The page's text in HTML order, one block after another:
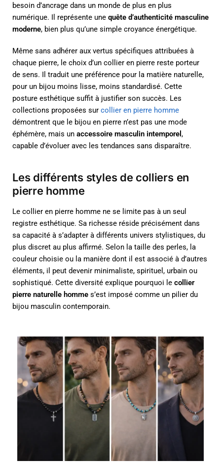
besoin d’ancrage dans un monde de plus en plus
numérique. Il représente une quête d’authenticité masculine
moderne, bien plus qu’une simple croyance énergétique.
Même sans adhérer aux vertus spécifiques attribuées à
chaque pierre, le choix d’un collier en pierre reste porteur
de sens. Il traduit une préférence pour la matière naturelle,
pour un bijou moins lisse, moins standardisé. Cette
posture esthétique suffit à justifier son succès. Les
collections proposées sur collier en pierre homme
démontrent que le bijou en pierre n’est pas une mode
éphémère, mais un accessoire masculin intemporel ,
capable d’évoluer avec les tendances sans disparaître.
Les différents styles de colliers en
pierre homme
Le collier en pierre homme ne se limite pas à un seul
registre esthétique. Sa richesse réside précisément dans
sa capacité à s’adapter à différents univers stylistiques, du
plus discret au plus affirmé. Selon la taille des perles, la
couleur choisie ou la manière dont il est associé à d’autres
éléments, il peut devenir minimaliste, spirituel, urbain ou
sophistiqué. Cette diversité explique pourquoi le collier
pierre naturelle homme s’est imposé comme un pilier du
bijou masculin contemporain.